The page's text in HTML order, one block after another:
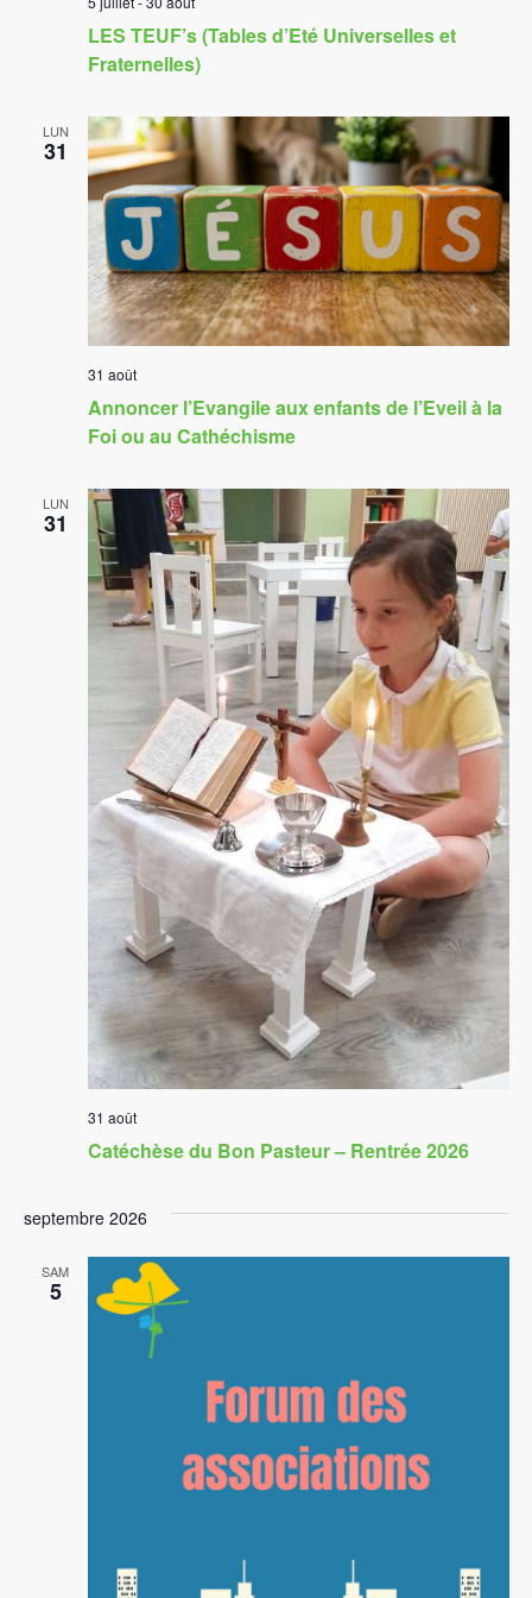
LES TEUF’s (Tables d’Eté Universelles et
Fraternelles)
LUN
31
Annoncer l’Evangile aux enfants de l’Eveil à la
Foi ou au Cathéchisme
31 août
LUN
31
Catéchèse du Bon Pasteur – Rentrée 2026
31 août
septembre 2026
SAM
5